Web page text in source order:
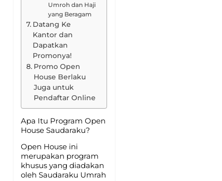
Umroh dan Haji
yang Beragam
Datang Ke
Kantor dan
Dapatkan
Promonya!
Promo Open
House Berlaku
Juga untuk
Pendaftar Online
Apa Itu Program Open
House Saudaraku?
Open House ini
merupakan program
khusus yang diadakan
oleh Saudaraku Umrah